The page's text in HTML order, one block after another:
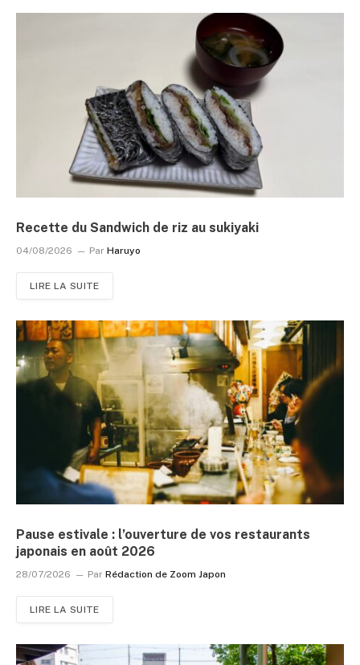
Recette du Sandwich de riz au sukiyaki
04/08/2026 Par Haruyo
LIRE LA SUITE
Pause estivale : l’ouverture de vos restaurants
japonais en août 2026
28/07/2026 Par Rédaction de Zoom Japon
LIRE LA SUITE